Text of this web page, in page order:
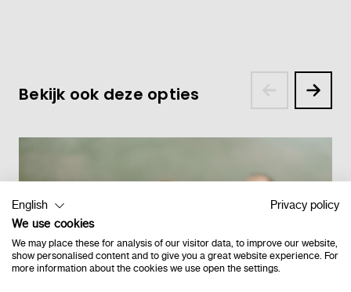
Bekijk ook deze opties
English
Privacy policy
We use cookies
We may place these for analysis of our visitor data, to improve our website,
show personalised content and to give you a great website experience. For
more information about the cookies we use open the settings.